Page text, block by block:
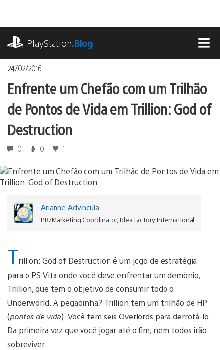
o
conteúdoPlayStation.Blog
24/02/2016
Enfrente um Chefão com um Trilhão
de Pontos de Vida em Trillion: God of
Destruction
0 0 1
Arianne Advincula
PR/Marketing Coordinator, Idea Factory International
Trillion: God of Destruction é um jogo de estratégia
para o PS Vita onde você deve enfrentar um demônio,
Trillion, que tem o objetivo de consumir todo o
Underworld. A pegadinha? Trillion tem um trilhão de HP
(pontos de vida). Você tem seis Overlords para derrotá-lo.
Da primeira vez que você jogar até o fim, nem todos irão
sobreviver.